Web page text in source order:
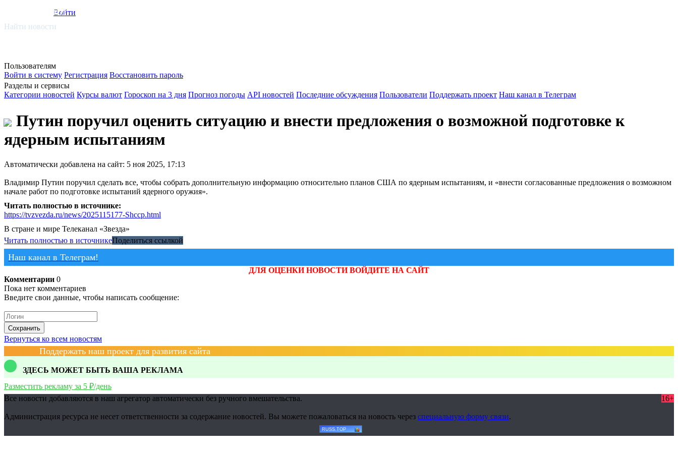
smi.mobi
Войти
Найти новости
Пользователям
Войти в систему Регистрация Восстановить пароль
Разделы и сервисы
Категории новостей Курсы валют Гороскоп на 3 дня Прогноз погоды API новостей Последние обсуждения Пользователи Поддержать проект Наш канал в Телеграм
Путин поручил оценить ситуацию и внести предложения о возможной подготовке к
ядерным испытаниям
Автоматически добавлена на сайт: 5 ноя 2025, 17:13
Владимир Путин поручил сделать все, чтобы собрать дополнительную информацию относительно планов США по ядерным испытаниям, и «внести согласованные предложения о возможном
начале работ по подготовке испытаний ядерного оружия».
Читать полностью в источнике:
https://tvzvezda.ru/news/2025115177-Shccp.html
В стране и мире Телеканал «Звезда»
Читать полностью в источникеПоделиться ссылкой
Наш канал в Телеграм!
ДЛЯ ОЦЕНКИ НОВОСТИ ВОЙДИТЕ НА САЙТ
Комментарии 0
Пока нет комментариев
Введите свои данные, чтобы написать сообщение:
Сохранить
Вернуться ко всем новостям
Поддержать наш проект для развития сайта
ЗДЕСЬ МОЖЕТ БЫТЬ ВАША РЕКЛАМА
Разместить рекламу за 5 ₽/день
Все новости добавляются в наш агрегатор автоматически без ручного вмешательства.
16+
Администрация ресурса не несет ответственности за содержание новостей. Вы можете пожаловаться на новость через специальную форму связи.